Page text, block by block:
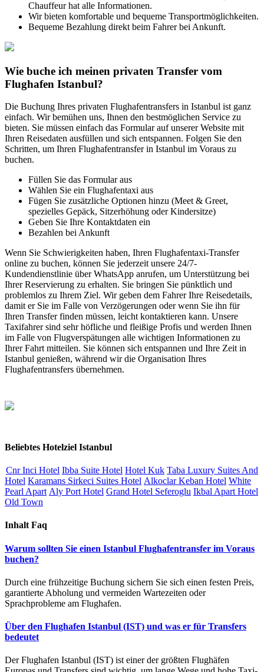
Chauffeur hat alle Informationen.
Wir bieten komfortable und bequeme Transportmöglichkeiten.
Bequeme Bezahlung direkt beim Fahrer bei Ankunft.
Wie buche ich meinen privaten Transfer vom
Flughafen Istanbul?
Die Buchung Ihres privaten Flughafentransfers in Istanbul ist ganz
einfach. Wir bemühen uns, Ihnen den bestmöglichen Service zu
bieten. Sie müssen einfach das Formular auf unserer Website mit
Ihren Reisedaten ausfüllen und sich entspannen. Folgen Sie den
Schritten, um Ihren Flughafentransfer in Istanbul im Voraus zu
buchen.
Füllen Sie das Formular aus
Wählen Sie ein Flughafentaxi aus
Fügen Sie zusätzliche Optionen hinzu (Meet & Greet,
spezielles Gepäck, Sitzerhöhung oder Kindersitze)
Geben Sie Ihre Kontaktdaten ein
Bezahlen bei Ankunft
Wenn Sie Schwierigkeiten haben, Ihren Flughafentaxi-Transfer
online zu buchen, können Sie jederzeit unsere 24/7-
Kundendienstlinie über WhatsApp anrufen, um Unterstützung bei
Ihrer Reservierung zu erhalten. Sie bringen Sie pünktlich und
problemlos zu Ihrem Ziel. Wir geben dem Fahrer Ihre Reisedetails,
damit er Sie im Falle von Verzögerungen oder wenn Sie ihn für
Ihren Transfer finden müssen, leicht kontaktieren kann. Unsere
Taxifahrer sind sehr höfliche und fleißige Profis und werden Ihnen
im Falle von Flugverspätungen alle wichtigen Informationen zu
Ihrer Fahrt mitteilen. Sie können sich entspannen und Ihre Zeit in
Istanbul genießen, während wir die Organisation Ihres
Flughafentransfers übernehmen.
Beliebtes Hotelziel Istanbul
Cnr Inci Hotel Ibba Suite Hotel Hotel Kuk Taba Luxury Suites And
Hotel Karamans Sirkeci Suites Hotel Alkoclar Keban Hotel White
Pearl Apart Aly Port Hotel Grand Hotel Seferoglu Ikbal Apart Hotel
Old Town
Inhalt Faq
Warum sollten Sie einen Istanbul Flughafentransfer im Voraus
buchen?
Durch eine frühzeitige Buchung sichern Sie sich einen festen Preis,
garantierte Abholung und vermeiden Wartezeiten oder
Sprachprobleme am Flughafen.
Über den Flughafen Istanbul (IST) und was er für Transfers
bedeutet
Der Flughafen Istanbul (IST) ist einer der größten Flughäfen